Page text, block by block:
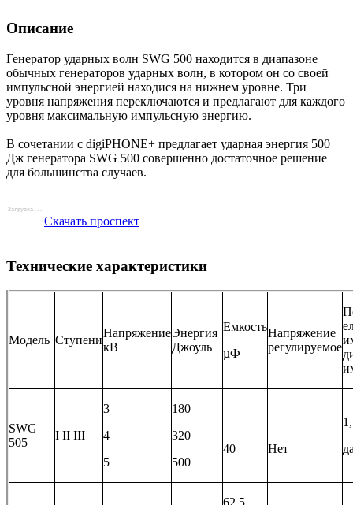
Описание
Генератор ударных волн SWG 500 находится в диапазоне
обычных генераторов ударных волн, в котором он со своей
импульсной энергией находися на нижнем уровне. Три
уровня напряжения переключаются и предлагают для каждого
уровня максимальную импульсную энергию.
В сочетании с digiPHONE+ предлагает ударная энергия 500
Дж генератора SWG 500 совершенно достаточное решение
для большинства случаев.
Скачать проспект
Технические характеристики
Модель Ступени
Напряжение
кВ
Энергия
Джоуль
Емкость
µФ
Напряжение
регулируемое
SWG
505
I II III
3
4
5
180
320
500
40 Нет
62,5